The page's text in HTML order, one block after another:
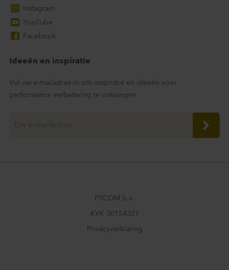
Instagram
YouTube
Facebook
Ideeën en inspiratie
Vul uw e-mailadres in om inspiratie en ideeën voor
performance verbetering te ontvangen
P5COM b.v.
KVK 30154327
Privacyverklaring